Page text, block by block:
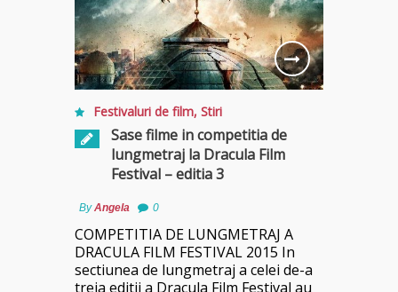
Festivaluri de film, Stiri
Sase filme in competitia de
lungmetraj la Dracula Film
Festival – editia 3
ByAngela 0
COMPETITIA DE LUNGMETRAJ A
DRACULA FILM FESTIVAL 2015 In
sectiunea de lungmetraj a celei de-a
treia editii a Dracula Film Festival au